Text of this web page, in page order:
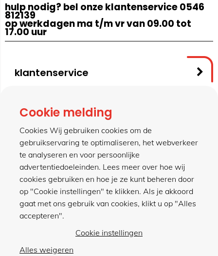
hulp nodig? bel onze klantenservice 0546
812139
op werkdagen ma t/m vr van 09.00 tot
17.00 uur
klantenservice
contact
meer van hillen
winkel
Cookie melding
Cookies Wij gebruiken cookies om de
gebruikservaring te optimaliseren, het webverkeer
te analyseren en voor persoonlijke
advertentiedoeleinden. Lees meer over hoe wij
cookies gebruiken en hoe je ze kunt beheren door
op "Cookie instellingen" te klikken. Als je akkoord
gaat met ons gebruik van cookies, klikt u op "Alles
accepteren".
Cookie instellingen
Alles weigeren